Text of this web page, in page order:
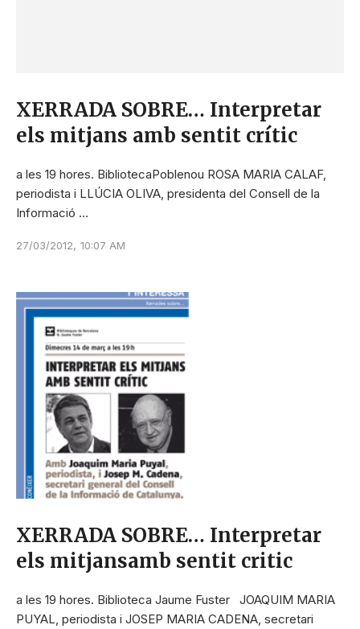
XERRADA SOBRE… Interpretar
els mitjans amb sentit crític
a les 19 hores. BibliotecaPoblenou ROSA MARIA CALAF,
periodista i LLÚCIA OLIVA, presidenta del Consell de la
Informació …
27/03/2012, 10:07 AM
XERRADA SOBRE… Interpretar
els mitjansamb sentit critic
a les 19 hores. Biblioteca Jaume Fuster JOAQUIM MARIA
PUYAL, periodista i JOSEP MARIA CADENA, secretari